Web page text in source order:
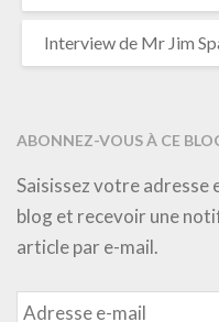
Interview de Mr Jim
ABONNEZ-VOUS À CE
Saisissez votre adresse
blog et recevoir une
article par e-mail.
Adresse